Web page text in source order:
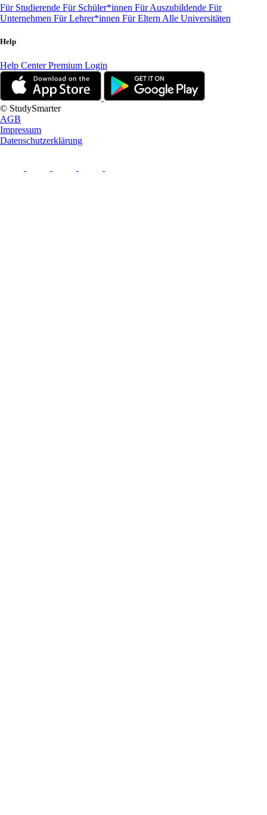
Für Studierende Für Schüler*innen Für Auszubildende Für
Unternehmen Für Lehrer*innen Für Eltern Alle Universitäten
Help
Help CenterPremium Login
© StudySmarter
AGB
Impressum
Datenschutzerklärung